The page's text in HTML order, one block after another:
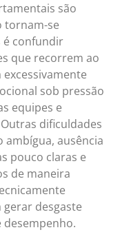
são
tornam-se
é confundir
que recorrem ao
sob pressão
equipes e
dificuldades
ausência
pouco claras e
de maneira
desgaste
desempenho.